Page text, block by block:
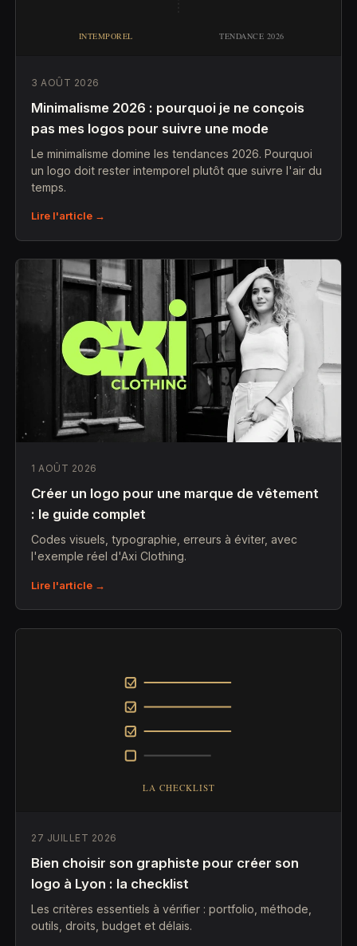
3 AOÛT 2026
Minimalisme 2026 : pourquoi je ne conçois
pas mes logos pour suivre une mode
Le minimalisme domine les tendances 2026. Pourquoi
un logo doit rester intemporel plutôt que suivre l'air du
temps.
Lire l'article →
1 AOÛT 2026
Créer un logo pour une marque de vêtement
: le guide complet
Codes visuels, typographie, erreurs à éviter, avec
l'exemple réel d'Axi Clothing.
Lire l'article →
27 JUILLET 2026
Bien choisir son graphiste pour créer son
logo à Lyon : la checklist
Les critères essentiels à vérifier : portfolio, méthode,
outils, droits, budget et délais.